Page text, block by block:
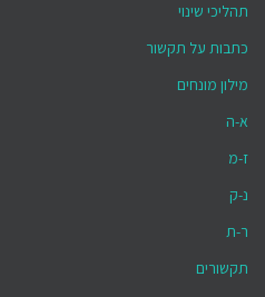
תהליכי שינוי
כתבות על תקשור
מילון מונחים
א-ה
ז-מ
נ-ק
ר-ת
תקשורים